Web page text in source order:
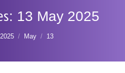
13 May 2025
here:
2025 May 13